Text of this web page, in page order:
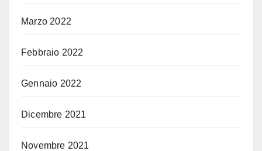
Marzo 2022
Febbraio 2022
Gennaio 2022
Dicembre 2021
Novembre 2021